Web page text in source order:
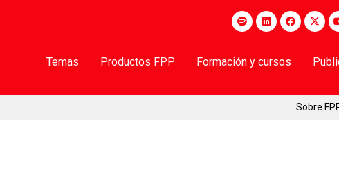
Temas Productos FPP Formación y cursos
Sobre